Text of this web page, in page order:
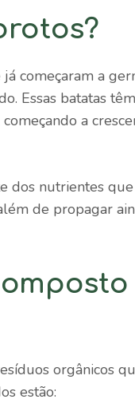
começaram a
Essas batatas
começando a
dos nutrientes
de propagar
orgânicos
estão: